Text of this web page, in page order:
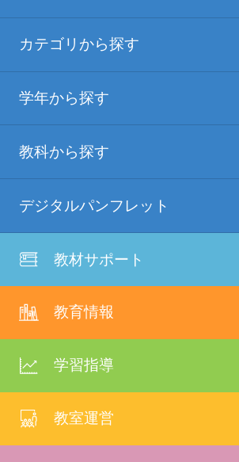
カテゴリから探す
学年から探す
教科から探す
デジタルパンフレット
教材サポート
教育情報
学習指導
教室運営